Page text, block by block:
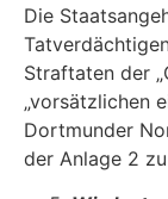
Die
Straftaten der
„vorsätzlichen
Dortmunder
der Anlage 2